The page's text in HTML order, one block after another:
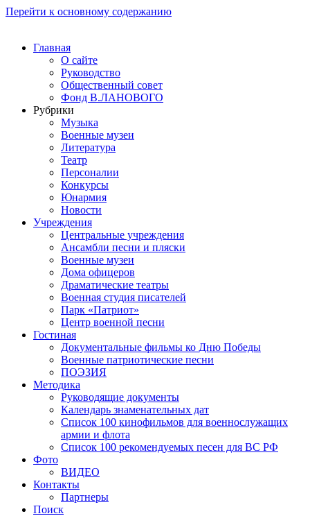
Перейти к основному содержанию
Главная
О сайте
Руководство
Общественный совет
Фонд В.ЛАНОВОГО
Рубрики
Музыка
Военные музеи
Литература
Театр
Персоналии
Конкурсы
Юнармия
Новости
Учреждения
Центральные учреждения
Ансамбли песни и пляски
Военные музеи
Дома офицеров
Драматические театры
Военная студия писателей
Парк «Патриот»
Центр военной песни
Гостиная
Документальные фильмы ко Дню Победы
Военные патриотические песни
ПОЭЗИЯ
Методика
Руководящие документы
Календарь знаменательных дат
Список 100 кинофильмов для военнослужащих
армии и флота
Список 100 рекомендуемых песен для ВС РФ
Фото
ВИДЕО
Контакты
Партнеры
Поиск